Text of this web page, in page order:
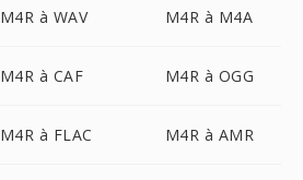
M4R à WAV M4R à M4A
M4R à CAF M4R à OGG
M4R à FLAC M4R à AMR